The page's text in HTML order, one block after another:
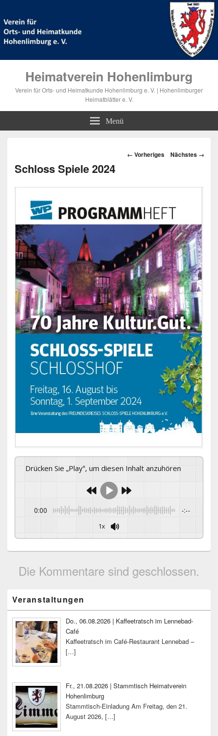
Heimatverein Hohenlimburg
Verein für Orts- und Heimatkunde Hohenlimburg e. V. | Hohenlimburger
Heimatblätter e. V.
Menü
Bilder-
← Vorheriges Nächstes →
Schloss Spiele 2024
Drücken Sie „Play“, um diesen Inhalt anzuhören
0:00 -:--
1x
Die Kommentare sind geschlossen.
Seitenleisten-
Widgetbereich
Veranstaltungen
Do., 06.08.2026 | Kaffeetratsch im Lennebad-
Café
Kaffeetratsch im Café-Restaurant Lennebad –
[…]
Fr., 21.08.2026 | Stammtisch Heimatverein
Hohenlimburg
Stammtisch-Einladung Am Freitag, den 21.
August 2026, […]